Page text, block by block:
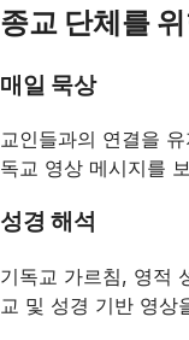
종교 단체를
매일 묵상
교인들과의 연결을
독교 영상 메시지를
성경 해석
기독교 가르침, 영적
교 및 성경 기반 영상